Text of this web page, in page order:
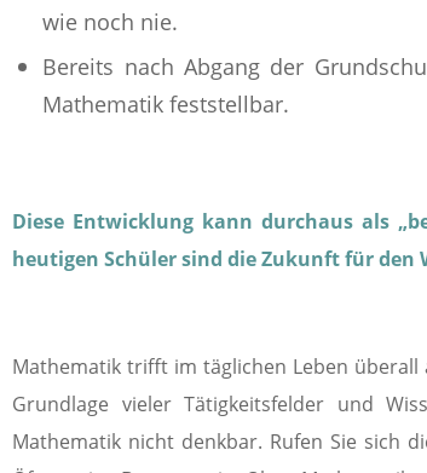
wie noch nie.
Bereits nach Abgang der
Mathematik feststellbar.
Diese Entwicklung kann durchaus als
heutigen Schüler sind die Zukunft für
Mathematik trifft im täglichen Leben
Grundlage vieler Tätigkeitsfelder und
Mathematik nicht denkbar. Rufen Sie sich